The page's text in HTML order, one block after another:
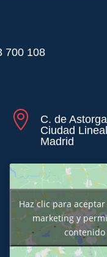
700 108

C. de
Ciudad
Madrid
Haz clic para
marketing y
contenido